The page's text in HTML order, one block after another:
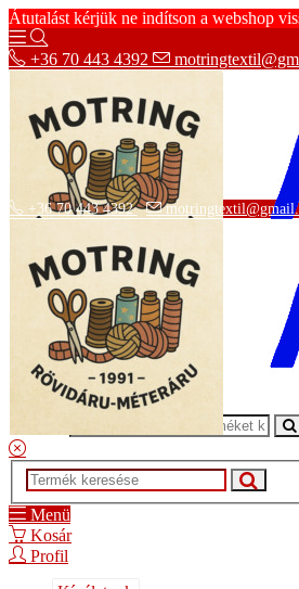
Átutalást kérjük ne indítson a webshop
+36 70 443 4392
Adatvédelmi tájékoztató
ÁSZF
Szállítási információk
+36 70 443 4392
Menü
Kosár
Profil